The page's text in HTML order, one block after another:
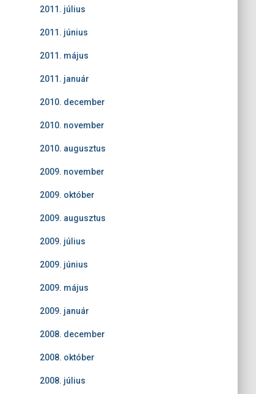
2011. július
2011. június
2011. május
2011. január
2010. december
2010. november
2010. augusztus
2009. november
2009. október
2009. augusztus
2009. július
2009. június
2009. május
2009. január
2008. december
2008. október
2008. július